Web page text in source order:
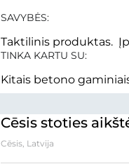
SAVYBĖS:
Taktilinis produktas.
TINKA KARTU SU:
Kitais betono
Cēsis stoties
Cēsis, Latvija